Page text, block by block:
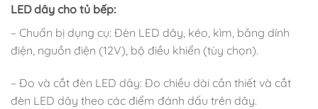
LED dây cho tủ bếp:
– Chuẩn bị dụng cụ: Đèn LED dây, kéo, kìm, băng dính
điện, nguồn điện (12V), bộ điều khiển (tùy chọn).
– Đo và cắt đèn LED dây: Đo chiều dài cần thiết và cắt
đèn LED dây theo các điểm đánh dấu trên dây.